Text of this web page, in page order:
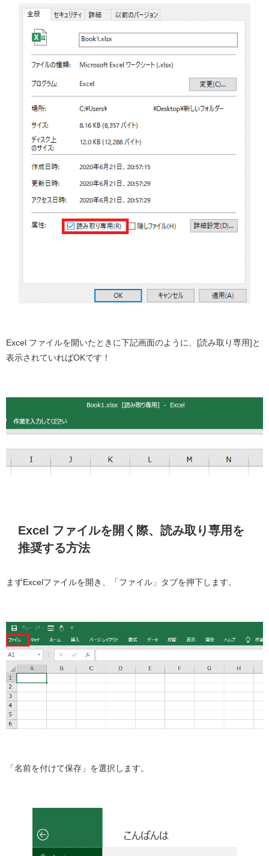
Excel ファイルを開いたときに下記画面のように、[読み取り専用]と
表示されていればOKです！
Excel ファイルを開く際、読み取り専用を
推奨する方法
まずExcelファイルを開き、「ファイル」タブを押下します。
「名前を付けて保存」を選択します。